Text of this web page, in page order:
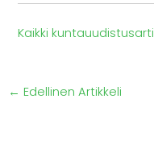
Kaikki
← Edellinen Artikkeli